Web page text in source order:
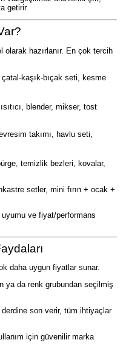
getirir.
olarak hazırlanır. En çok tercih
kaşık-bıçak seti, kesme
blender, mikser, tost
takımı, havlu seti,
temizlik bezleri, kovalar,
setler, mini fırın + ocak +
uyumu ve fiyat/performans
daha uygun fiyatlar sunar.
ya da renk grubundan seçilmiş
derdine son verir, tüm ihtiyaçlar
için güvenilir marka